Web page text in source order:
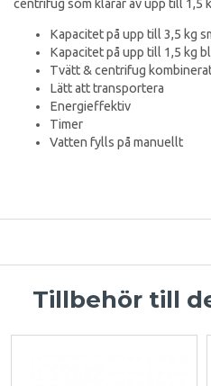
centrifug som klarar av upp till 1,5
Kapacitet på upp till 3,5 kg
Kapacitet på upp till 1,5 kg
Tvätt & centrifug
Lätt att transportera
Energieffektiv
Timer
Vatten fylls på manuellt
Tillbehör till